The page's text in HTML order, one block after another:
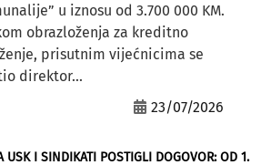
u iznosu od 3.700 000 KM.
obrazloženja za kreditno
prisutnim vijećnicima se
direktor...
23/07/2026
USK I SINDIKATI POSTIGLI DOGOVOR: OD 1.